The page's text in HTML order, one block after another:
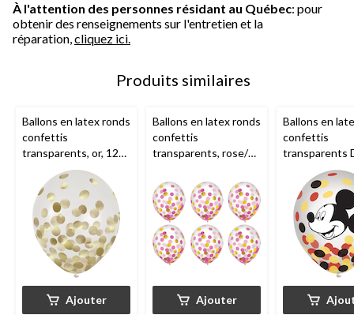
À l'attention des personnes résidant au Québec: pour
obtenir des renseignements sur l'entretien et la
réparation,cliquez ici.
Produits similaires
Ballons en latex ronds
confettis
transparents, or, 12
po, paq. 6, pour fête
d'anniversaire
Ajouter
Ballons en latex ronds
confettis
transparents, rose/or,
fête prénatale/fête
d'anniversaire
Ajouter
Ballons en
confettis
transparents
Mickey
noir/jaune/
po, paq. 6,
d'anniversaire